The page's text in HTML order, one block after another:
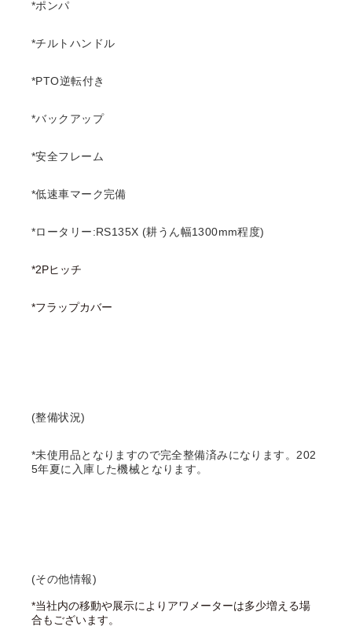
*ポンパ
*チルトハンドル
*PTO逆転付き
*バックアップ
*安全フレーム
*低速車マーク完備
*ロータリー:RS135X (耕うん幅1300mm程度)
*2Pヒッチ
*フラップカバー
(整備状況)
*未使用品となりますので完全整備済みになります。202
5年夏に入庫した機械となります。
(その他情報)
*当社内の移動や展示によりアワメーターは多少増える場
合もございます。